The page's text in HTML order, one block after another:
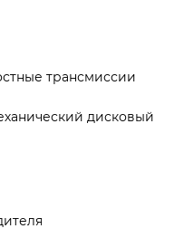
трансмиссии
дисковый